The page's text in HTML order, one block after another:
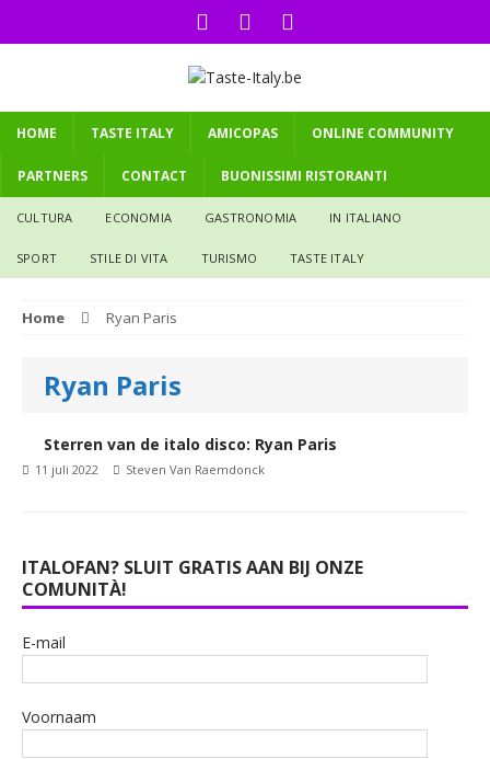
HOME TASTE ITALY AMICOPAS ONLINE COMMUNITY
PARTNERS CONTACT BUONISSIMI RISTORANTI
CULTURA ECONOMIA GASTRONOMIA IN ITALIANO
SPORT STILE DI VITA TURISMO TASTE ITALY
Home Ryan Paris
Ryan Paris
Sterren van de italo disco: Ryan Paris
11 juli 2022 Steven Van Raemdonck
ITALOFAN? SLUIT GRATIS AAN BIJ ONZE
COMUNITÀ!
E-mail
Voornaam